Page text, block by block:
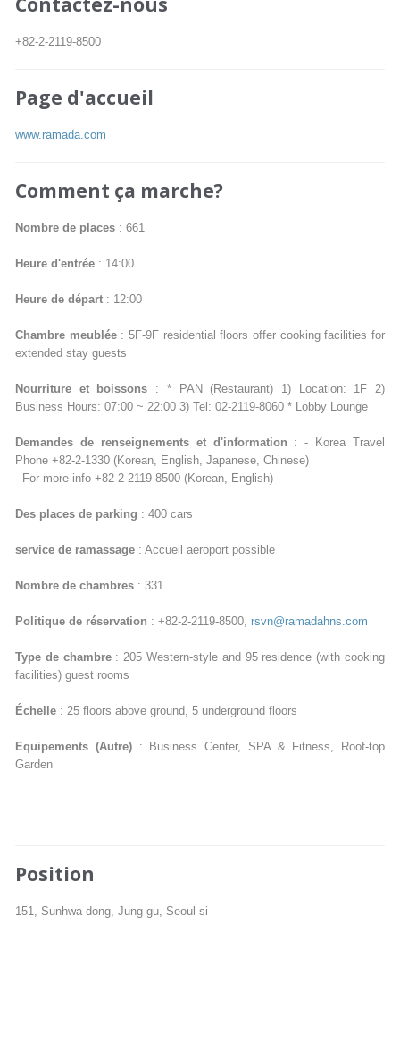
+82-2-2119-8500
Page d'accueil
www.ramada.com
Comment ça marche?
Nombre de places : 661
Heure d'entrée : 14:00
Heure de départ : 12:00
Chambre meublée: 5F-9F residential floors offer cooking facilities for
extended stay guests
Nourriture et boissons : * PAN (Restaurant) 1) Location: 1F 2)
Business Hours: 07:00 ~ 22:00 3) Tel: 02-2119-8060 * Lobby Lounge
Demandes de renseignements et d'information : - Korea Travel
Phone +82-2-1330 (Korean, English, Japanese, Chinese)
- For more info +82-2-2119-8500 (Korean, English)
Des places de parking : 400 cars
service de ramassage : Accueil aeroport possible
Nombre de chambres : 331
Politique de réservation : +82-2-2119-8500, rsvn@ramadahns.com
Type de chambre: 205 Western-style and 95 residence (with cooking
facilities) guest rooms
Échelle : 25 floors above ground, 5 underground floors
Equipements (Autre): Business Center, SPA & Fitness, Roof-top
Garden
Position
151, Sunhwa-dong, Jung-gu, Seoul-si